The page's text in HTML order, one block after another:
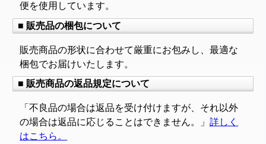
便を使用しています。
■ 販売品の梱包について
販売商品の形状に合わせて厳重にお包みし、最適な
梱包でお届けいたします。
■ 販売商品の返品規定について
「不良品の場合は返品を受け付けますが、それ以外
の場合は返品に応じることはできません。」詳しく
はこちら。